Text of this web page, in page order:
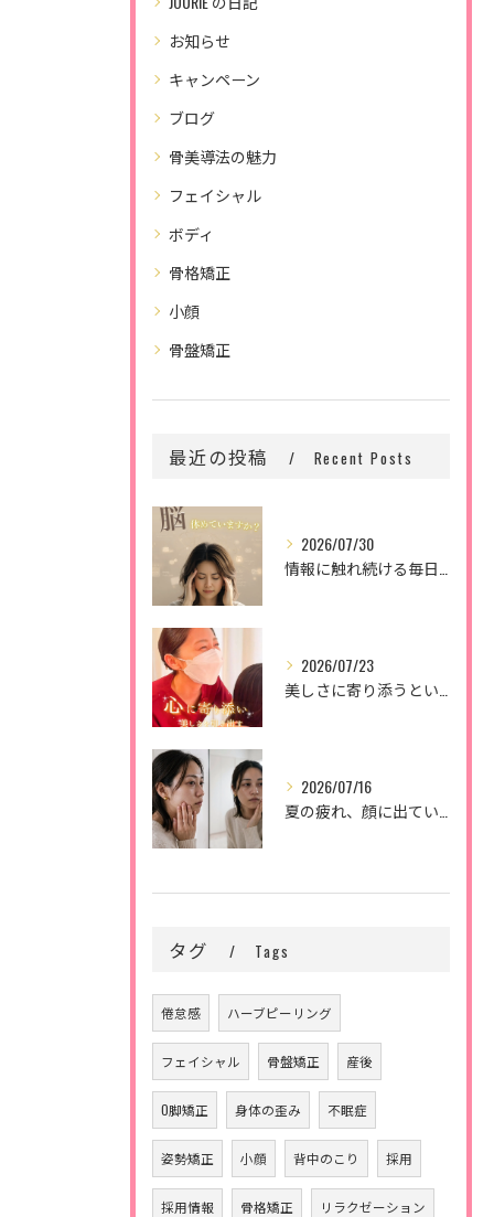
お知らせ
キャンペーン
ブログ
骨美導法の魅力
フェイシャル
ボディ
骨格矯正
小顔
骨盤矯正
最近の投稿 Recent Posts
2026/07/30
2026/07/23
2026/07/16
タグ Tags
倦怠感 ハーブピーリング
フェイシャル 骨盤矯正 産後
O脚矯正 身体の歪み 不眠症
姿勢矯正 小顔 背中のこり 採用
採用情報 骨格矯正 リラクゼーション